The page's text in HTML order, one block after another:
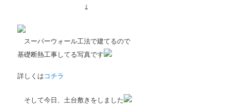
↓
スーパーウォール工法で建てるので
基礎断熱工事してる写真です
詳しくはコチラ
そして今日、土台敷きをしました